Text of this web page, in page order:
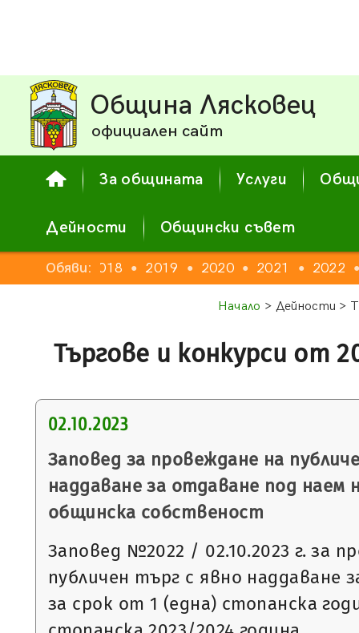
Община Лясковец
официален сайт
За общината Услуги
Дейности Общински съвет
Обяви:
2017 ● 2018 ● 2019 ● 2020 ● 2021 ● 2022 ●
Начало > Дейности >
Търгове и конкурси от
02.10.2023
Заповед за провеждане на
наддаване за отдаване под наем
общинска собственост
Заповед №2022 / 02.10.2023 г. за
публичен търг с явно наддаване
за срок от 1 (една) стопанска